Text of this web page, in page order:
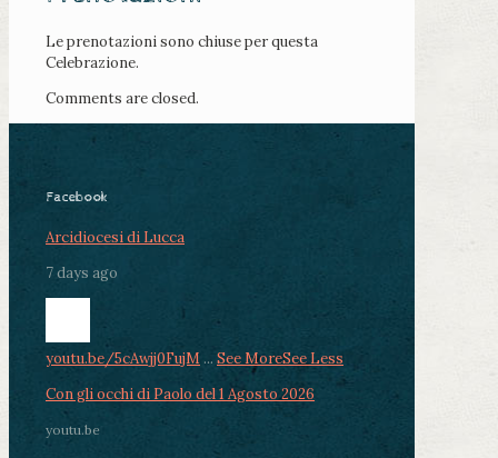
Le prenotazioni sono chiuse per questa
Celebrazione.
Comments are closed.
Facebook
Arcidiocesi di Lucca
7 days ago
youtu.be/5cAwjj0FujM ... See MoreSee Less
Con gli occhi di Paolo del 1 Agosto 2026
youtu.be